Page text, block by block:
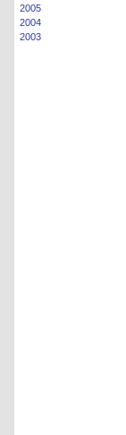
2005
2004
2003